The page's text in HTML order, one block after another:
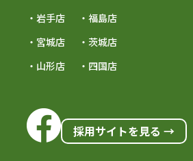
・岩手店
・宮城店
・山形店
・福島店
・茨城店
・四国店
採用サイトを見る →